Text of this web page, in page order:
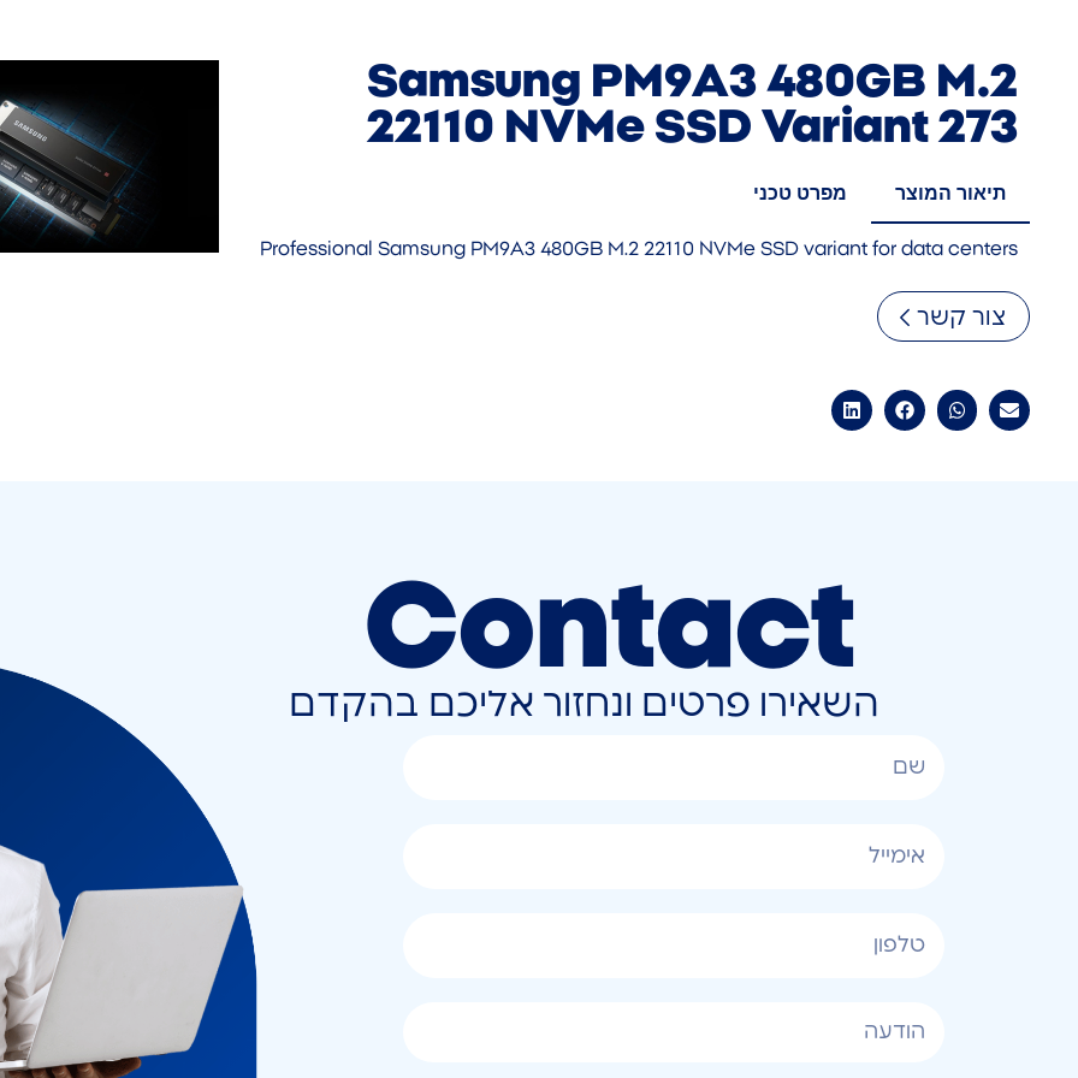
Samsung PM9A3 480GB M.2
22110 NVMe SSD Variant 273
תיאור המוצר מפרט טכני
Professional Samsung PM9A3 480GB M.2 22110 NVMe SSD variant for data centers
צור קשר
Contact
השאירו פרטים ונחזור אליכם בהקדם